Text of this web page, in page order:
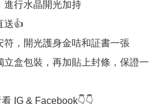
進行水晶開光加持
送👍
符，開光護身金咭和証書一張
立盒包裝，再加貼上封條，保證一
IG & Facebook👇👇